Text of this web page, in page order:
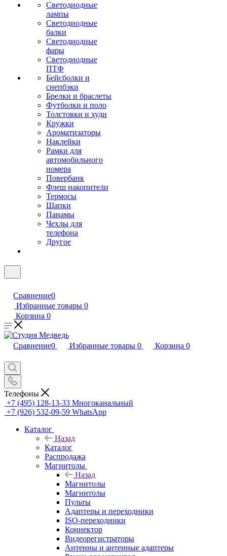
Светодиодные
лампы
Светодиодные
балки
Светодиодные
фары
Светодиодные
ПТФ
Бейсболки и
снепбэки
Брелки и браслеты
Футболки и поло
Толстовки и худи
Кружки
Ароматизаторы
Наклейки
Рамки для
автомобильного
номера
Повербанк
Флеш накопители
Термосы
Шапки
Панамы
Чехлы для
телефона
Другое
Сравнение0
Избранные товары 0
Корзина 0
Сравнение0 Избранные товары 0 Корзина 0
Телефоны
+7 (495) 128-13-33 Многоканальный
+7 (926) 532-09-59 WhatsApp
Каталог
Назад
Каталог
Распродажа
Магнитолы
Назад
Магнитолы
Магнитолы
Пульты
Адаптеры и переходники
ISO-переходники
Коннектор
Видеорегистраторы
Антенны и антенные адаптеры